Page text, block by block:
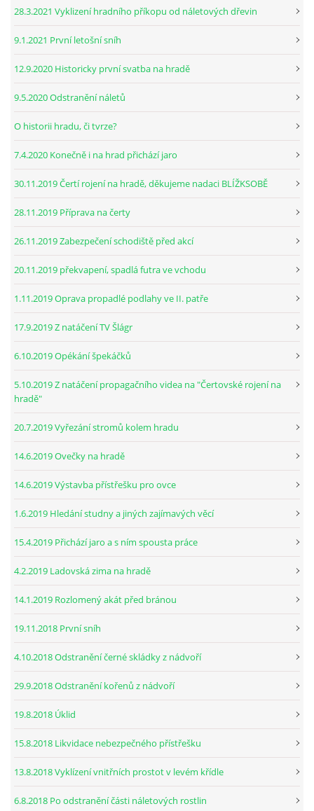
28.3.2021 Vyklizení hradního příkopu od náletových dřevin
9.1.2021 První letošní sníh
12.9.2020 Historicky první svatba na hradě
9.5.2020 Odstranění náletů
O historii hradu, či tvrze?
7.4.2020 Konečně i na hrad přichází jaro
30.11.2019 Čertí rojení na hradě, děkujeme nadaci BLÍŽKSOBĚ
28.11.2019 Příprava na čerty
26.11.2019 Zabezpečení schodiště před akcí
20.11.2019 překvapení, spadlá futra ve vchodu
1.11.2019 Oprava propadlé podlahy ve II. patře
17.9.2019 Z natáčení TV Šlágr
6.10.2019 Opékání špekáčků
5.10.2019 Z natáčení propagačního videa na "Čertovské rojení na
hradě"
20.7.2019 Vyřezání stromů kolem hradu
14.6.2019 Ovečky na hradě
14.6.2019 Výstavba přístřešku pro ovce
1.6.2019 Hledání studny a jiných zajímavých věcí
15.4.2019 Přichází jaro a s ním spousta práce
4.2.2019 Ladovská zima na hradě
14.1.2019 Rozlomený akát před bránou
19.11.2018 První sníh
4.10.2018 Odstranění černé skládky z nádvoří
29.9.2018 Odstranění kořenů z nádvoří
19.8.2018 Úklid
15.8.2018 Likvidace nebezpečného přístřešku
13.8.2018 Vyklízení vnitřních prostot v levém křídle
6.8.2018 Po odstranění části náletových rostlin